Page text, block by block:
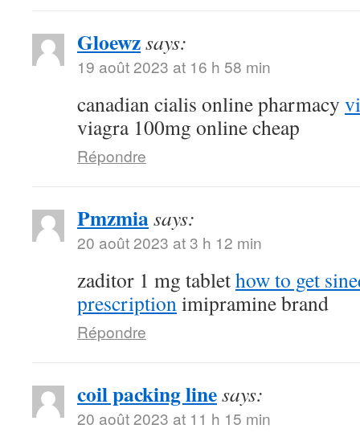
Gloewzsays:
19 août 2023 at 16 h 58 min
canadian cialis online pharmacy
viagra 100mg online cheap
Répondre
Pmzmiasays:
20 août 2023 at 3 h 12 min
zaditor 1 mg tablethow to get
prescriptionimipramine brand
Répondre
coil packing linesays:
20 août 2023 at 11 h 15 min